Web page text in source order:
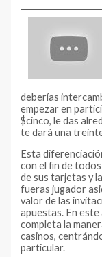
deberías
empezar en
$cinco, le das
te dará una
Esta
con el fin de
de sus tarjetas y
fueras jugador
valor de las
apuestas. En
completa la
casinos,
particular.